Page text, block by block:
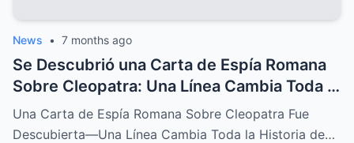
News • 7 months ago
Se Descubrió una Carta de Espía Romana
Sobre Cleopatra: Una Línea Cambia Toda la
Historia de su Caída
Una Carta de Espía Romana Sobre Cleopatra Fue
Descubierta—Una Línea Cambia Toda la Historia de…